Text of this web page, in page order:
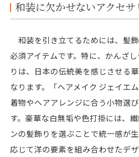
和装に欠かせないアクセサ
和装を引き立てるためには、髪
必須アイテムです。特に、かんざ
りは、日本の伝統美を感じさせる
なります。「ヘアメイク ジェイエ
着物やヘアアレンジに合う小物選
す。豪華な白無垢や色打掛には、
ンの髪飾りを選ぶことで統一感が
応じて洋の要素を組み合わせたデ